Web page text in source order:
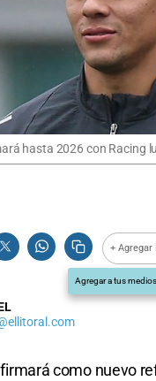
hasta 2026 con Racing
+ Agregar
Agregar a tus
como nuevo